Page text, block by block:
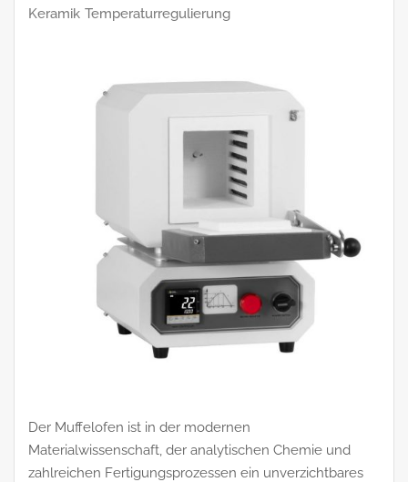
Keramik Temperaturregulierung
Der Muffelofen ist in der modernen
Materialwissenschaft, der analytischen Chemie und
zahlreichen Fertigungsprozessen ein unverzichtbares